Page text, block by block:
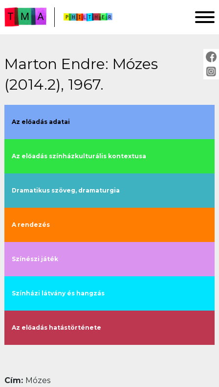
FŐOLDAL
ELEMZÉSEK
Marton Endre: Mózes
(2014.2), 1967.
Az előadás adatai
Az előadás színházkulturális kontextusa
Dramatikus szöveg, dramaturgia
A rendezés
Színészi játék
Színházi látvány és hangzás
Az előadás hatástörténete
Cím: Mózes